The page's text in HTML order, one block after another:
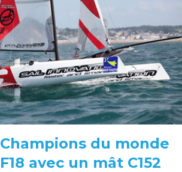
Champions du monde
F18 avec un mât C152